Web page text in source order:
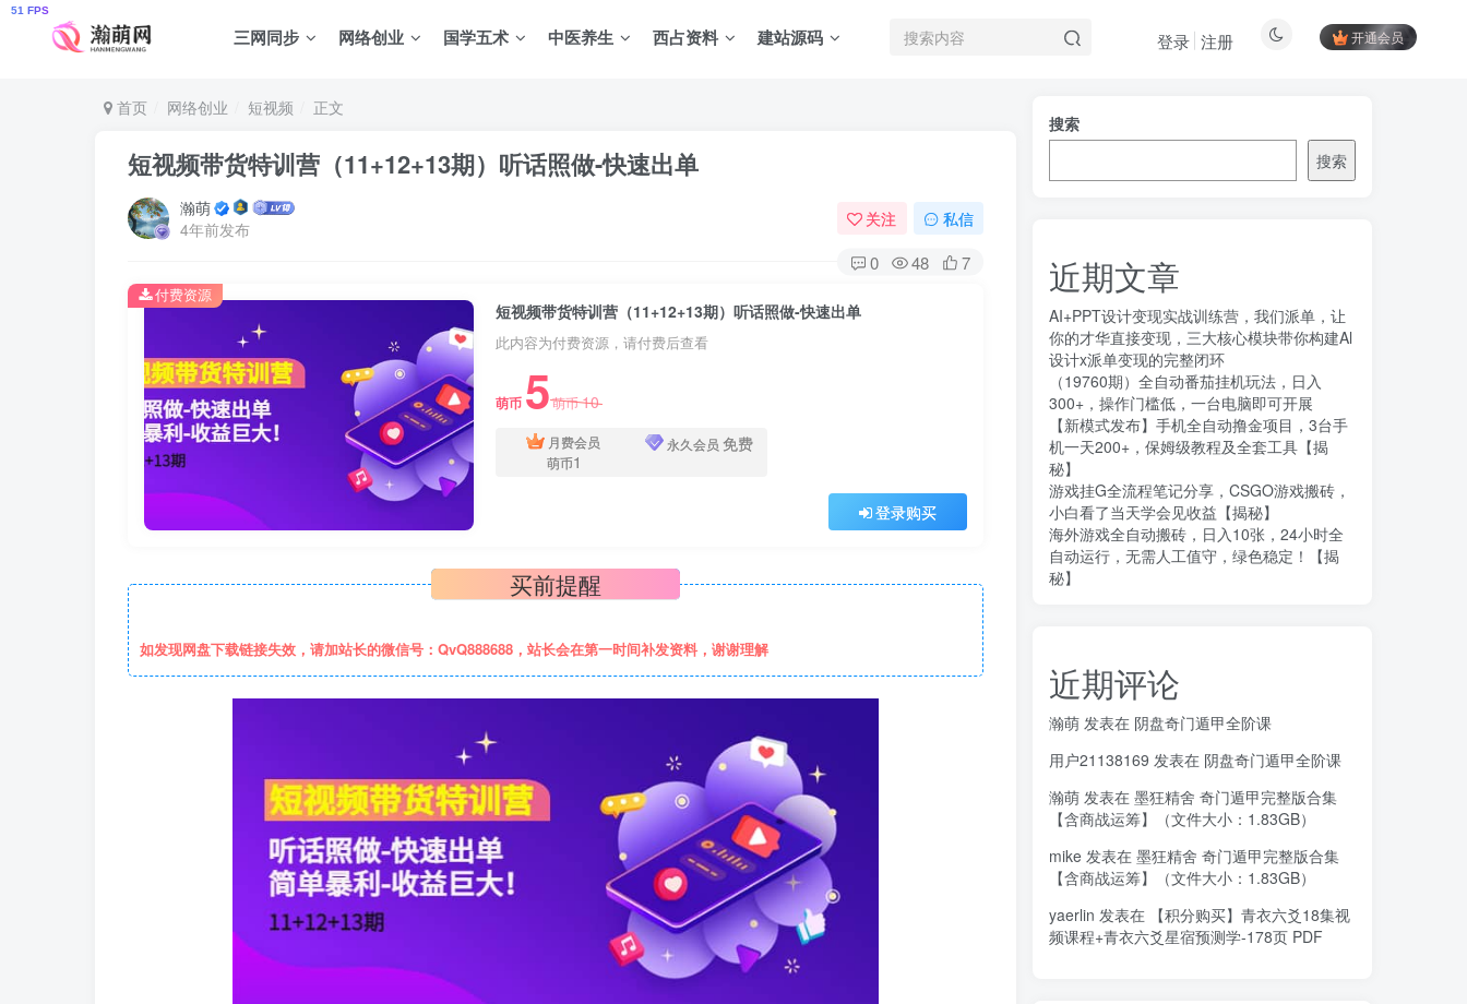
三网同步 网络创业 国学五术 中医养生 西占资料 建站源码 开通会员
登录 注册
首页 网络创业 短视频 正文
短视频带货特训营（11+12+13期）听话照做-快速出单
瀚萌
4年前发布
关注 私信
0 48 7
短视频带货特训营（11+12+13期）听话照做-快速出单
此内容为付费资源，请付费后查看
萌币 5萌币10
月费会员
萌币1
永久会员 免费
登录购买
付费资源
买前提醒
如发现网盘下载链接失效，请加站长的微信号：QvQ888688，站长会在第一时间补发资料，谢谢理解
搜索
搜索
近期文章
AI+PPT设计变现实战训练营，我们派单，让
你的才华直接变现，三大核心模块带你构建Al
设计x派单变现的完整闭环
（19760期）全自动番茄挂机玩法，日入
300+，操作门槛低，一台电脑即可开展
【新模式发布】手机全自动撸金项目，3台手
机一天200+，保姆级教程及全套工具【揭
秘】
游戏挂G全流程笔记分享，CSGO游戏搬砖，
小白看了当天学会见收益【揭秘】
海外游戏全自动搬砖，日入10张，24小时全
自动运行，无需人工值守，绿色稳定！【揭
秘】
近期评论
瀚萌 发表在 阴盘奇门遁甲全阶课
用户21138169 发表在 阴盘奇门遁甲全阶课
瀚萌 发表在 墨狂精舍 奇门遁甲完整版合集
【含商战运筹】（文件大小：1.83GB）
mike 发表在 墨狂精舍 奇门遁甲完整版合集
【含商战运筹】（文件大小：1.83GB）
yaerlin 发表在 【积分购买】青衣六爻18集视
频课程+青衣六爻星宿预测学-178页 PDF